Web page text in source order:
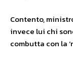
Contento,
invece lui chi
combutta con la